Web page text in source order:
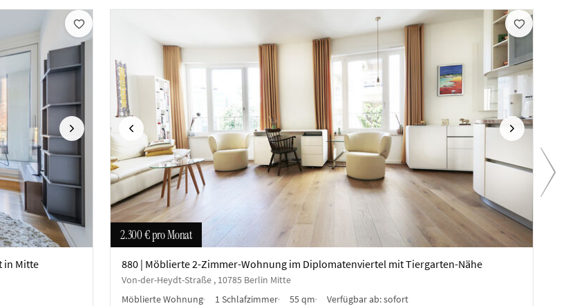
Nächste
in Mitte
Vorherige Nächste
2.300 €pro Monat
880 | Möblierte 2-Zimmer-Wohnung im Diplomatenviertel mit Tiergarten-Nähe
Von-der-Heydt-Straße , 10785 Berlin Mitte
Möblierte Wohnung
1 Schlafzimmer 55 qm Verfügbar ab:sofort